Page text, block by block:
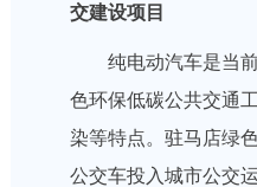
交建设项目
纯电动汽车是当
色环保低碳公共交通
染等特点。驻马店绿
公交车投入城市公交